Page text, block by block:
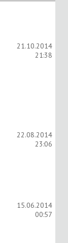
21.10.2014
21:38
22.08.2014
23:06
15.06.2014
00:57